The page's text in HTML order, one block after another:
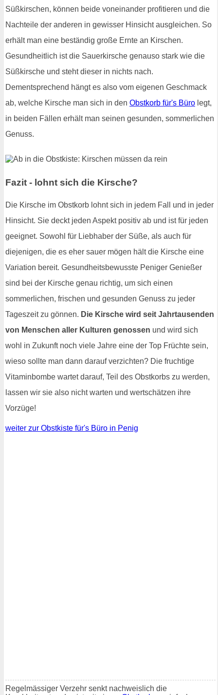
Süßkirschen, können beide voneinander profitieren und die
Nachteile der anderen in gewisser Hinsicht ausgleichen. So
erhält man eine beständig große Ernte an Kirschen.
Gesundheitlich ist die Sauerkirsche genauso stark wie die
Süßkirsche und steht dieser in nichts nach.
Dementsprechend hängt es also vom eigenen Geschmack
ab, welche Kirsche man sich in den Obstkorb für's Büro legt,
in beiden Fällen erhält man seinen gesunden, sommerlichen
Genuss.
Fazit - lohnt sich die Kirsche?
Die Kirsche im Obstkorb lohnt sich in jedem Fall und in jeder
Hinsicht. Sie deckt jeden Aspekt positiv ab und ist für jeden
geeignet. Sowohl für Liebhaber der Süße, als auch für
diejenigen, die es eher sauer mögen hält die Kirsche eine
Variation bereit. Gesundheitsbewusste Peniger Genießer
sind bei der Kirsche genau richtig, um sich einen
sommerlichen, frischen und gesunden Genuss zu jeder
Tageszeit zu gönnen. Die Kirsche wird seit Jahrtausenden
von Menschen aller Kulturen genossen und wird sich
wohl in Zukunft noch viele Jahre eine der Top Früchte sein,
wieso sollte man dann darauf verzichten? Die fruchtige
Vitaminbombe wartet darauf, Teil des Obstkorbs zu werden,
lassen wir sie also nicht warten und wertschätzen ihre
Vorzüge!
weiter zur Obstkiste für's Büro in Penig
Regelmässiger Verzehr senkt nachweislich die